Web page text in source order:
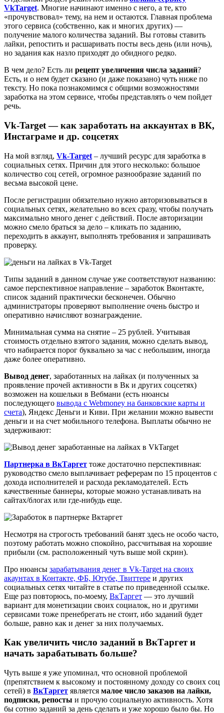
VkTarget. Многие начинают именно с него, а те, кто
«прочувствовал» тему, на нем и остаются. Главная проблема
этого сервиса (собственно, как и многих других) —
получение малого количества заданий. Вы готовы ставить
лайки, репостить и расшаривать посты весь день (или ночь),
но задания как назло приходят до обидного редко.
В чем дело? Есть ли рецепт увеличения числа заданий?
Есть, и о нем будет сказано (и даже показано) чуть ниже по
тексту. Но пока познакомимся с общими возможностями
заработка на этом сервисе, чтобы представлять о чем пойдет
речь.
Vk-Target — как заработать на аккаунтах в ВК,
Инстаграме и др. соцсетях
На мой взгляд, Vk-Target – лучший ресурс для заработка в
социальных сетях. Причин для этого несколько: большое
количество соц сетей, огромное разнообразие заданий по
весьма высокой цене.
После регистрации обязательно нужно авторизовываться в
социальных сетях, желательно во всех сразу, чтобы получать
максимально много денег с действий. После авторизации
можно смело браться за дело – кликать по заданию,
переходить в аккаунт, выполнять требования и запрашивать
проверку.
Типы заданий в данном случае уже соответствуют названию:
самое перспективное направление – заработок Вконтакте,
список заданий практически бесконечен. Обычно
администраторы проверяют выполнение очень быстро и
оперативно начисляют вознаграждение.
Минимальная сумма на снятие – 25 рублей. Учитывая
стоимость отдельно взятого задания, можно сделать вывод,
что набирается порог буквально за час с небольшим, иногда
даже более оперативно.
Вывод денег, заработанных на лайках (и полученных за
проявление прочей активности в Вк и других соцсетях)
возможен на кошельки в Вебмани (есть нюансы
последующего вывода с Webmoney на банковские карты и
счета), Яндекс Деньги и Киви. При желании можно вывести
деньги и на счет мобильного телефона. Выплаты обычно не
задерживают:
Партнерка в ВкТаргет тоже достаточно перспективная:
руководство смело выплачивает реферерам по 15 процентов с
дохода исполнителей и расхода рекламодателей. Есть
качественные баннеры, которые можно устанавливать на
сайтах/блогах или где-нибудь еще.
Несмотря на строгость требований банят здесь не особо часто,
поэтому работать можно спокойно, рассчитывая на хорошие
прибыли (см. расположенный чуть выше мой скрин).
Про нюансы зарабатывания денег в Vk-Target на своих
акаунтах в Контакте, ФБ, Ютубе, Твиттере и других
социальных сетях читайте в статье по приведенной ссылке.
Еще раз повторюсь, по-моему, ВкТаргет — это лучший
вариант для монетизации своих социалок, но и другими
сервисами тоже пренебрегать не стоит, ибо заданий будет
больше, равно как и денег за них получаемых.
Как увеличить число заданий в ВкТаргет и
начать зарабатывать больше?
Чуть выше я уже упоминал, что основной проблемой
(препятствием к высокому и постоянному доходу со своих соц
сетей) в ВкТаргет является малое число заказов на лайки,
подписки, репосты и прочую социальную активность. Хотя
бы сотню заданий за день сделать и уже хорошо было бы. Но